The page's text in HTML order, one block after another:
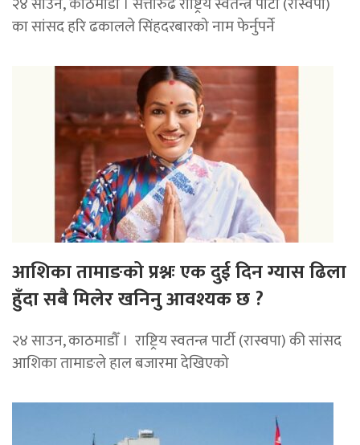
का सांसद हरि ढकालले सिंहदरबारको नाम फेर्नुपर्ने
आशिका तामाङको प्रश्नः एक दुई दिन ग्यास ढिला
हुँदा सबै मिलेर खनिनु आवश्यक छ ?
२४ साउन, काठमाडौँ । राष्ट्रिय स्वतन्त्र पार्टी (रास्वपा) की सांसद
आशिका तामाङले हाल बजारमा देखिएको